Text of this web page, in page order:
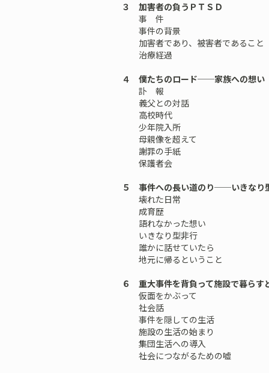
３ 加害者の負うＰＴＳＤ
事 件
事件の背景
加害者であり、被害者であること
治療経過
４ 僕たちのロード──家族への想い
訃 報
義父との対話
高校時代
少年院入所
母親像を超えて
謝罪の手紙
保護者会
５ 事件への長い道のり──いきなり
壊れた日常
成育歴
語れなかった想い
いきなり型非行
誰かに話せていたら
地元に帰るということ
６ 重大事件を背負って施設で暮らす
仮面をかぶって
社会話
事件を隠しての生活
施設の生活の始まり
集団生活への導入
社会につながるための嘘